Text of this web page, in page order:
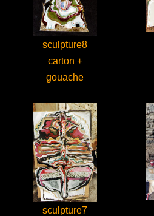
sculpture8
carton +
gouache
sculpture7